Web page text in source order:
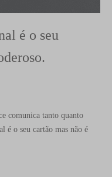
é o seu
comunica tanto quanto
é o seu cartão mas não é